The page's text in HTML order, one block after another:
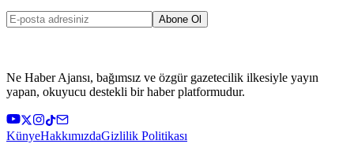
Abone Ol
Ne Haber Ajansı, bağımsız ve özgür gazetecilik ilkesiyle yayın
yapan, okuyucu destekli bir haber platformudur.
KünyeHakkımızdaGizlilik Politikası